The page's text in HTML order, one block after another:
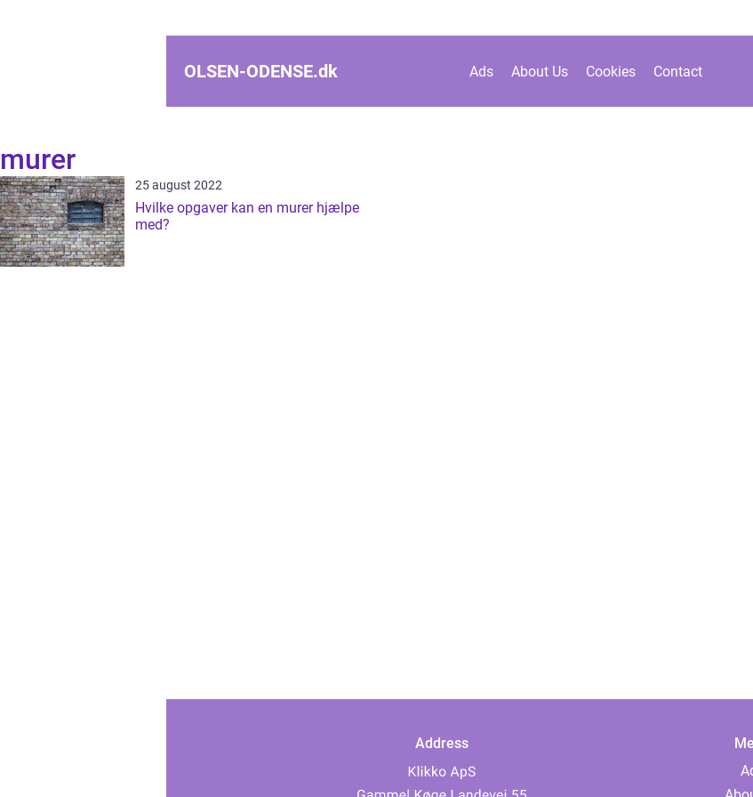
OLSEN-ODENSE.dk Ads About Us Cookies Contact
murer
25 august 2022
Hvilke opgaver kan en murer hjælpe
med?
Address